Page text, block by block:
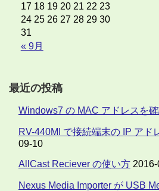
« 9月
17 18 19 20 21 22 23
24 25 26 27 28 29 30
31
最近の投稿
Windows7 の MAC アドレスを
RV-440MI で接続端末の IP アド
09-10
AllCast Reciever の使い方
Nexus Media Importer が USB